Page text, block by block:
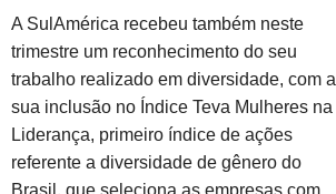
A SulAmérica recebeu também neste
trimestre um reconhecimento do seu
trabalho realizado em diversidade, com a
sua inclusão no Índice Teva Mulheres na
Liderança, primeiro índice de ações
referente a diversidade de gênero do
Brasil, que seleciona as empresas com